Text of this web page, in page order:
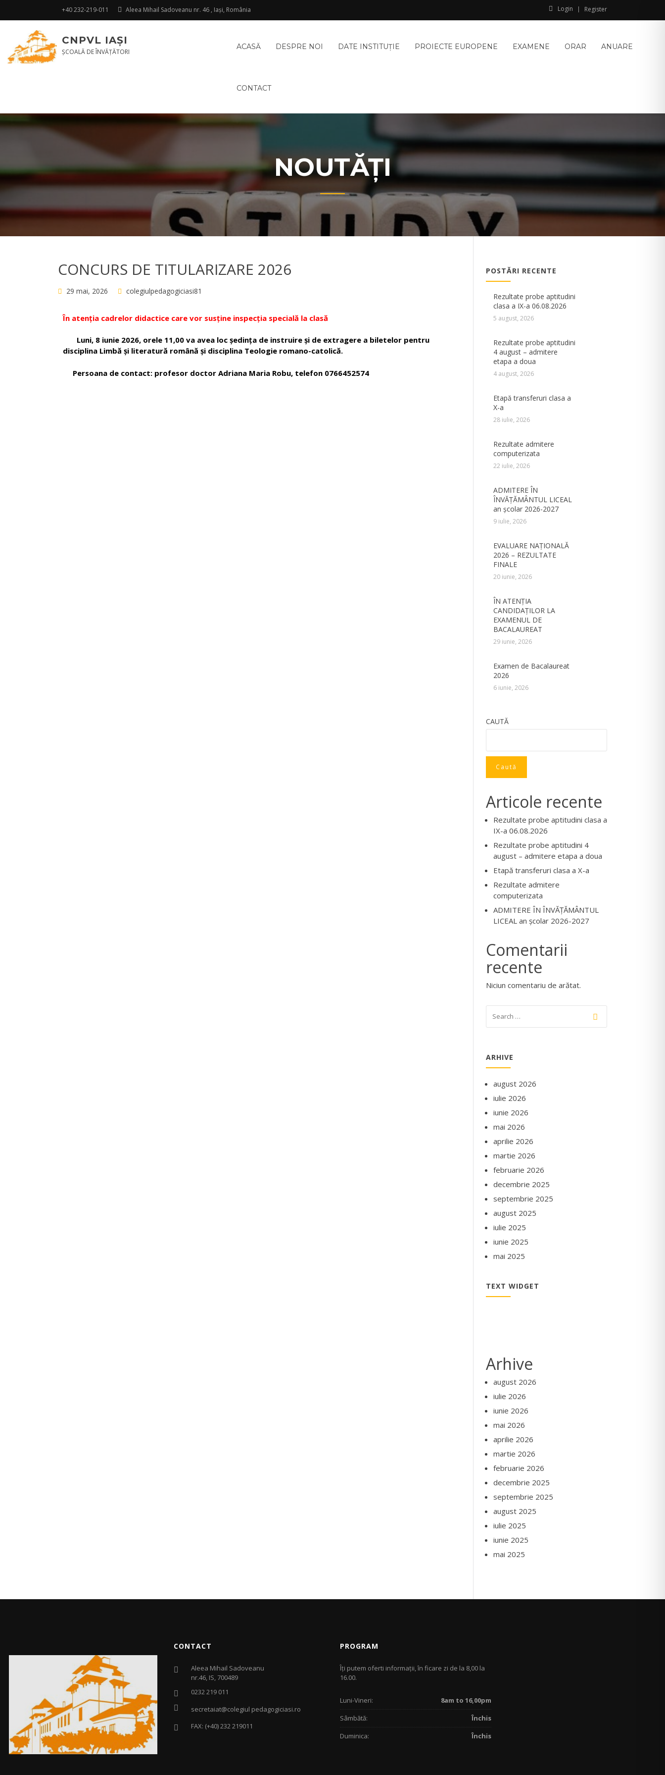
+40 232-219-011 Aleea Mihail Sadoveanu nr. 46 , Iaşi, România Login Register
CNPVL IAŞI
ŞCOALĂ DE ÎNVĂŢĂTORI
ACASĂ DESPRE NOI DATE INSTITUŢIE PROIECTE EUROPENE EXAMENE ORAR ANUARE
CONTACT
NOUTĂŢI
CONCURS DE TITULARIZARE 2026
29 mai, 2026 colegiulpedagogiciasi81
În atenția cadrelor didactice care vor susține inspecția specială la clasă
Luni, 8 iunie 2026, orele 11,00 va avea loc ședința de instruire și de extragere a biletelor pentru
disciplina Limbă și literatură română și disciplina Teologie romano-catolică.
Persoana de contact: profesor doctor Adriana Maria Robu, telefon 0766452574
POSTĂRI RECENTE
Rezultate probe aptitudini
clasa a IX-a 06.08.2026
5 august, 2026
Rezultate probe aptitudini
4 august – admitere
etapa a doua
4 august, 2026
Etapă transferuri clasa a
X-a
28 iulie, 2026
Rezultate admitere
computerizata
22 iulie, 2026
ADMITERE ÎN
ÎNVĂŢĂMÂNTUL LICEAL
an şcolar 2026-2027
9 iulie, 2026
EVALUARE NAȚIONALĂ
2026 – REZULTATE
FINALE
20 iunie, 2026
ÎN ATENȚIA
CANDIDAȚILOR LA
EXAMENUL DE
BACALAUREAT
29 iunie, 2026
Examen de Bacalaureat
2026
6 iunie, 2026
CAUTĂ
Caută
Articole recente
Rezultate probe aptitudini clasa a
IX-a 06.08.2026
Rezultate probe aptitudini 4
august – admitere etapa a doua
Etapă transferuri clasa a X-a
Rezultate admitere
computerizata
ADMITERE ÎN ÎNVĂŢĂMÂNTUL
LICEAL an şcolar 2026-2027
Comentarii
recente
Niciun comentariu de arătat.
ARHIVE
august 2026
iulie 2026
iunie 2026
mai 2026
aprilie 2026
martie 2026
februarie 2026
decembrie 2025
septembrie 2025
august 2025
iulie 2025
iunie 2025
mai 2025
TEXT WIDGET
Arhive
august 2026
iulie 2026
iunie 2026
mai 2026
aprilie 2026
martie 2026
februarie 2026
decembrie 2025
septembrie 2025
august 2025
iulie 2025
iunie 2025
mai 2025
CONTACT
Aleea Mihail Sadoveanu
nr.46, IS, 700489
0232 219 011
secretaiat@colegiul pedagogiciasi.ro
FAX: (+40) 232 219011
PROGRAM
Îţi putem oferti informaţii, în ficare zi de la 8,00 la
16.00.
Luni-Vineri:
8am to 16,00pm
Sâmbătă:
Închis
Duminica:
Închis